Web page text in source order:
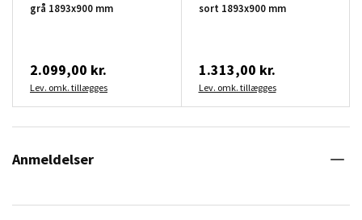
grå 1893x900 mm
2.099,00 kr.
Lev. omk. tillægges
sort 1893x900 mm
1.313,00 kr.
Lev. omk. tillægges
Anmeldelser